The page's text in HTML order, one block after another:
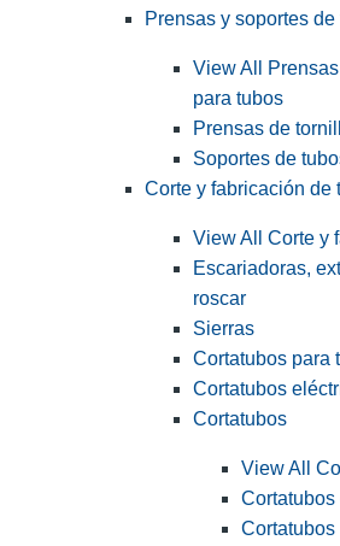
Prensas y soportes
View All
para tubos
Prensas de
Soportes de
Corte y fabricación de
View All Corte y
Escariadoras,
roscar
Sierras
Cortatubos para
Cortatubos
Cortatubos
View All